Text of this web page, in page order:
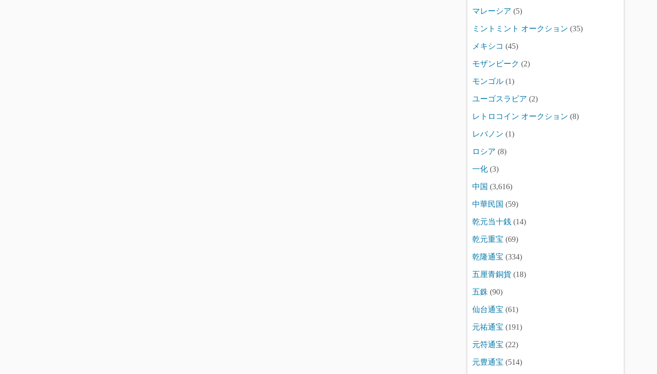
マレーシア (5)
ミントミント オークション (35)
メキシコ (45)
モザンビーク (2)
モンゴル (1)
ユーゴスラビア (2)
レトロコイン オークション (8)
レバノン (1)
ロシア (8)
一化 (3)
中国 (3,616)
中華民国 (59)
乾元当十銭 (14)
乾元重宝 (69)
乾隆通宝 (334)
五厘青銅貨 (18)
五銖 (90)
仙台通宝 (61)
元祐通宝 (191)
元符通宝 (22)
元豊通宝 (514)